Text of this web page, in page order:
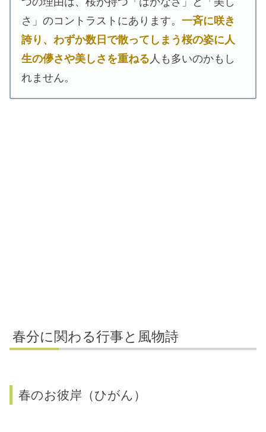
さ」のコントラストにあります。 一斉に咲き
誇り、わずか数日で散ってしまう桜の姿に人
生の儚さや美しさを重ねる 人も多いのかもし
れません。
春分に関わる行事と風物詩
春のお彼岸（ひがん）